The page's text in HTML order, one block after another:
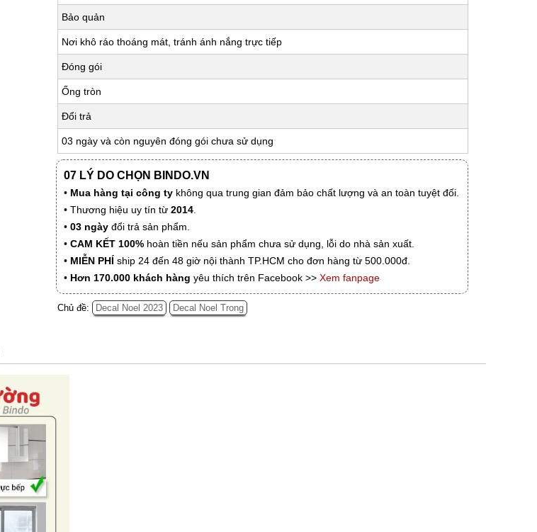
Bảo quản
Nơi khô ráo thoáng mát, tránh ánh nắng trực tiếp
Đóng gói
Ống tròn
Đổi trả
03 ngày và còn nguyên đóng gói chưa sử dụng
07 LÝ DO CHỌN BINDO.VN
• Mua hàng tại công ty không qua trung gian đảm bảo chất lượng và an toàn tuyệt đối.
• Thương hiệu uy tín từ 2014
• 03 ngày đổi trả sản phẩm.
• CAM KẾT 100% hoàn tiền nếu sản phẩm chưa sử dụng, lỗi do nhà sản xuất.
• MIỄN PHÍ ship 24 đến 48 giờ nội thành TP.HCM cho đơn hàng từ 500.000đ.
• Hơn 170.000 khách hàng yêu thích trên Facebook >> Xem fanpage
Chủ đề: Decal Noel 2023 Decal Noel Trong